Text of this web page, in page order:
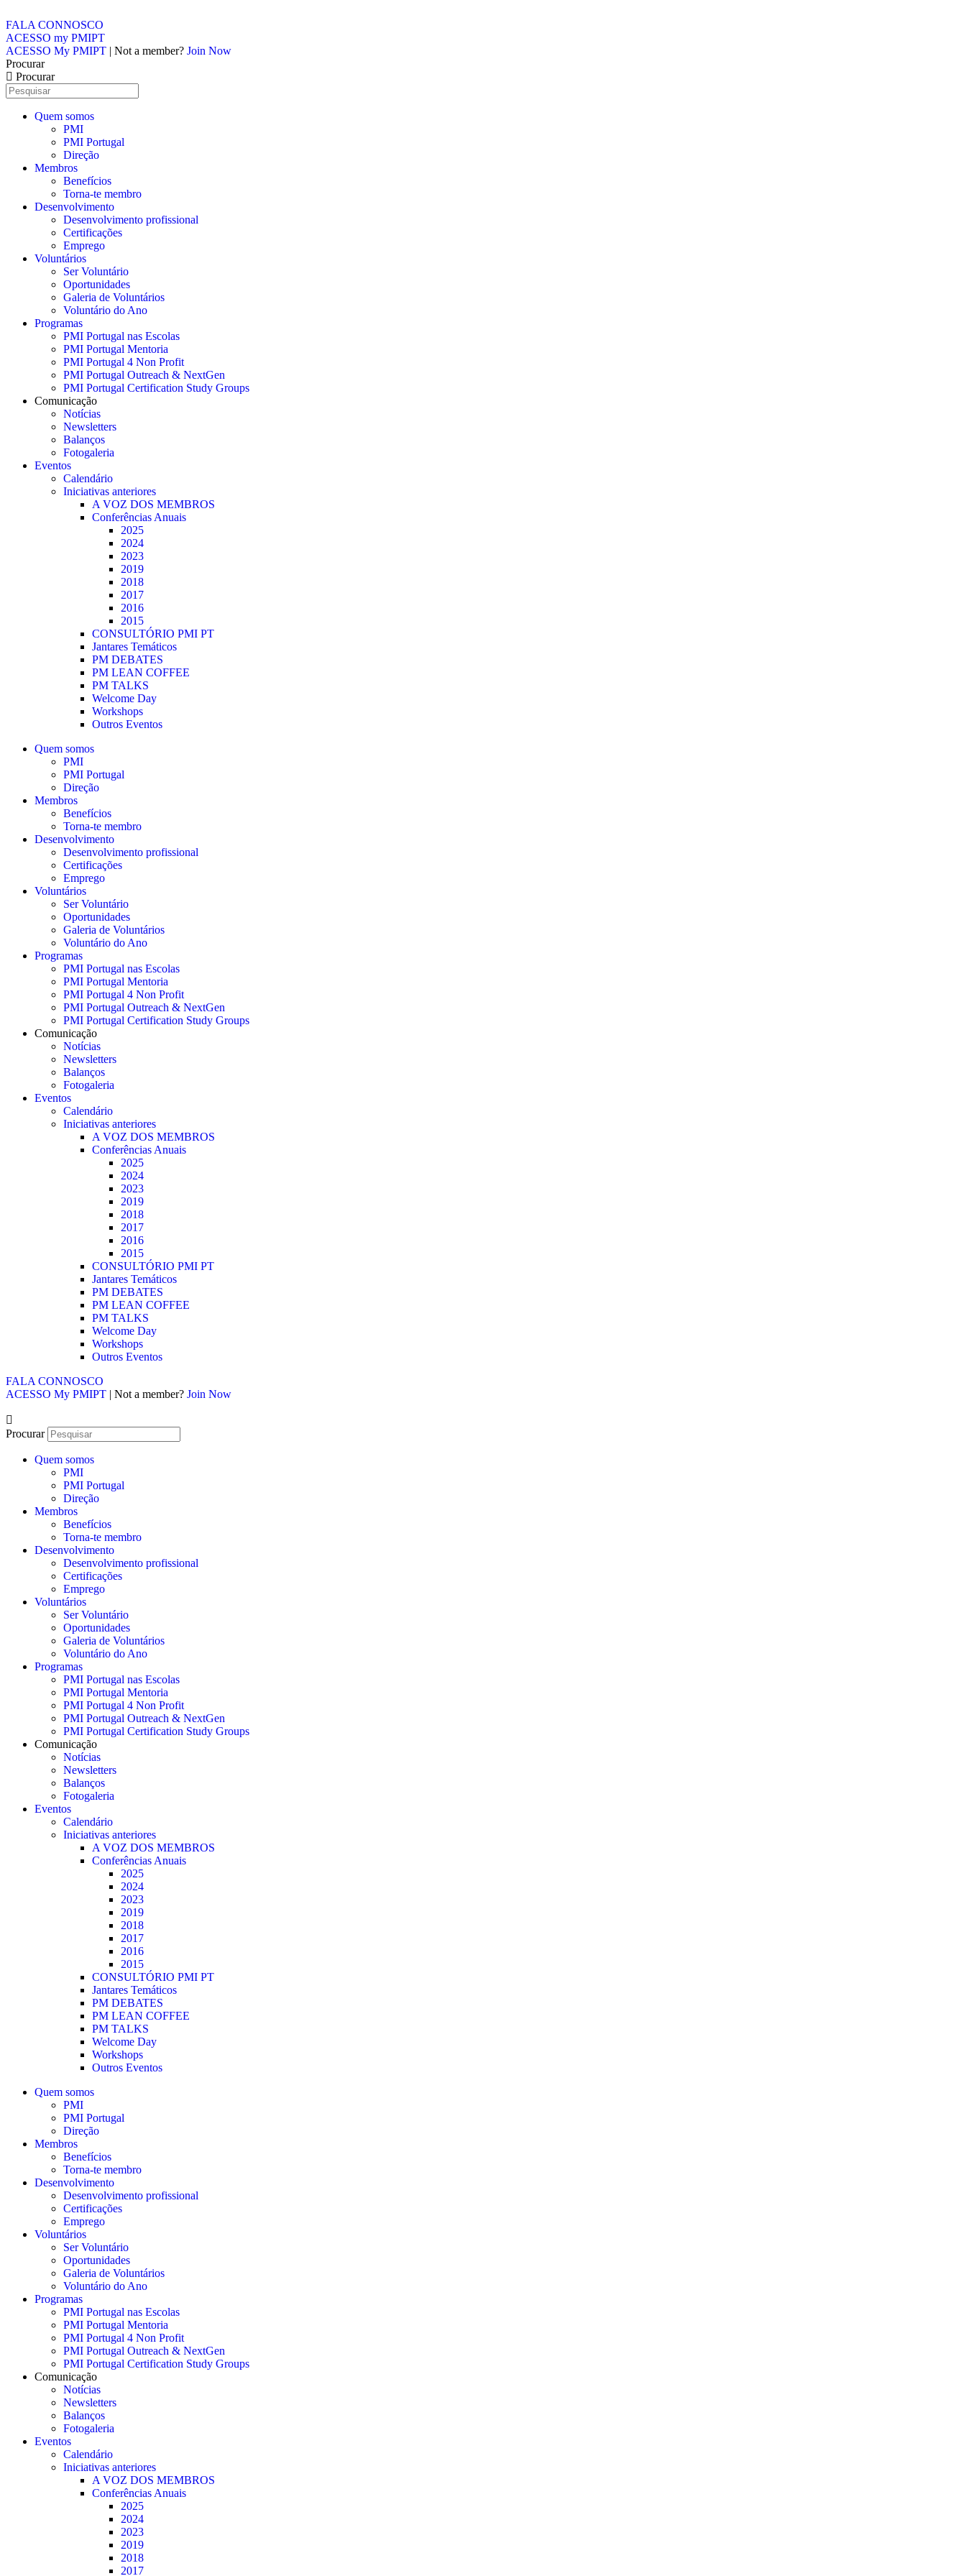
FALA CONNOSCO
ACESSO my PMIPT
ACESSO My PMIPT | Not a member? Join Now
Procurar
Procurar
Quem somos
PMI
PMI Portugal
Direção
Membros
Benefícios
Torna-te membro
Desenvolvimento
Desenvolvimento profissional
Certificações
Emprego
Voluntários
Ser Voluntário
Oportunidades
Galeria de Voluntários
Voluntário do Ano
Programas
PMI Portugal nas Escolas
PMI Portugal Mentoria
PMI Portugal 4 Non Profit
PMI Portugal Outreach & NextGen
PMI Portugal Certification Study Groups
Comunicação
Notícias
Newsletters
Balanços
Fotogaleria
Eventos
Calendário
Iniciativas anteriores
A VOZ DOS MEMBROS
Conferências Anuais
2025
2024
2023
2019
2018
2017
2016
2015
CONSULTÓRIO PMI PT
Jantares Temáticos
PM DEBATES
PM LEAN COFFEE
PM TALKS
Welcome Day
Workshops
Outros Eventos
Quem somos
PMI
PMI Portugal
Direção
Membros
Benefícios
Torna-te membro
Desenvolvimento
Desenvolvimento profissional
Certificações
Emprego
Voluntários
Ser Voluntário
Oportunidades
Galeria de Voluntários
Voluntário do Ano
Programas
PMI Portugal nas Escolas
PMI Portugal Mentoria
PMI Portugal 4 Non Profit
PMI Portugal Outreach & NextGen
PMI Portugal Certification Study Groups
Comunicação
Notícias
Newsletters
Balanços
Fotogaleria
Eventos
Calendário
Iniciativas anteriores
A VOZ DOS MEMBROS
Conferências Anuais
2025
2024
2023
2019
2018
2017
2016
2015
CONSULTÓRIO PMI PT
Jantares Temáticos
PM DEBATES
PM LEAN COFFEE
PM TALKS
Welcome Day
Workshops
Outros Eventos
FALA CONNOSCO
ACESSO My PMIPT | Not a member? Join Now
Procurar
Quem somos
PMI
PMI Portugal
Direção
Membros
Benefícios
Torna-te membro
Desenvolvimento
Desenvolvimento profissional
Certificações
Emprego
Voluntários
Ser Voluntário
Oportunidades
Galeria de Voluntários
Voluntário do Ano
Programas
PMI Portugal nas Escolas
PMI Portugal Mentoria
PMI Portugal 4 Non Profit
PMI Portugal Outreach & NextGen
PMI Portugal Certification Study Groups
Comunicação
Notícias
Newsletters
Balanços
Fotogaleria
Eventos
Calendário
Iniciativas anteriores
A VOZ DOS MEMBROS
Conferências Anuais
2025
2024
2023
2019
2018
2017
2016
2015
CONSULTÓRIO PMI PT
Jantares Temáticos
PM DEBATES
PM LEAN COFFEE
PM TALKS
Welcome Day
Workshops
Outros Eventos
Quem somos
PMI
PMI Portugal
Direção
Membros
Benefícios
Torna-te membro
Desenvolvimento
Desenvolvimento profissional
Certificações
Emprego
Voluntários
Ser Voluntário
Oportunidades
Galeria de Voluntários
Voluntário do Ano
Programas
PMI Portugal nas Escolas
PMI Portugal Mentoria
PMI Portugal 4 Non Profit
PMI Portugal Outreach & NextGen
PMI Portugal Certification Study Groups
Comunicação
Notícias
Newsletters
Balanços
Fotogaleria
Eventos
Calendário
Iniciativas anteriores
A VOZ DOS MEMBROS
Conferências Anuais
2025
2024
2023
2019
2018
2017